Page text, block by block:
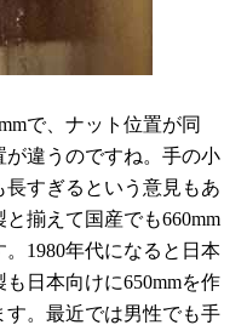
で、ナット位置が同
が違うのですね。手の小
長すぎるという意見もあ
揃えて国産でも660mm
1980年代になると日本
日本向けに650mmを作
す。最近では男性でも手